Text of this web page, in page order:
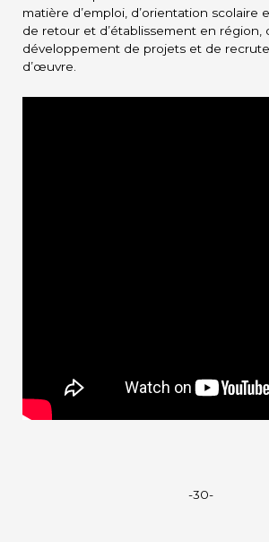
matière d’emploi, d’orientation scolaire
de retour et d’établissement en région,
développement de projets et de
d’œuvre.
-30-